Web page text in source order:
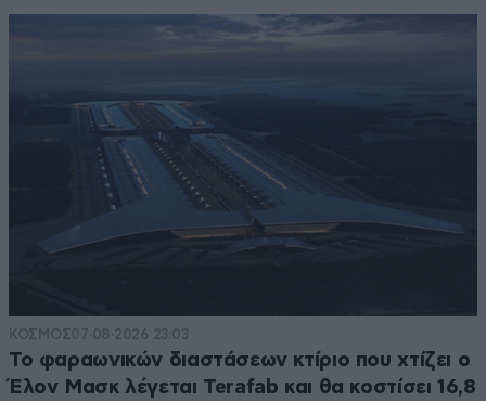
ΚΟΣΜΟΣ07·08·2026 23:03
Το φαραωνικών διαστάσεων κτίριο που χτίζει ο
Έλον Μασκ λέγεται Terafab και θα κοστίσει 16,8